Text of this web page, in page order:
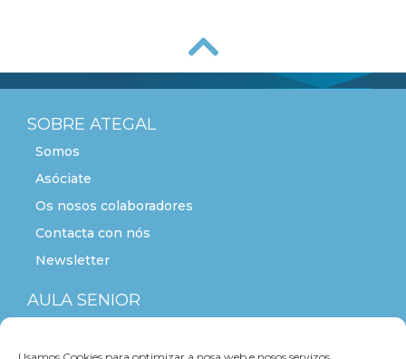
SOBRE ATEGAL
Somos
Asóciate
Os nosos colaboradores
Contacta con nós
Newsletter
AULA SENIOR